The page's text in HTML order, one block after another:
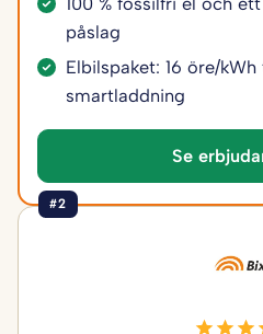
påslag
Elbilspaket: 16 öre/
smartladdning
Se
#2